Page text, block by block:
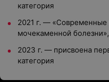
категория
2021 г. —
мочекаменной
2023 г. — присвоена
категория